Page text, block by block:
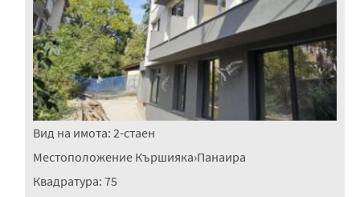
Вид на имота: 2-стаен
Местоположение Кършияка›Панаира
Квадратура: 75